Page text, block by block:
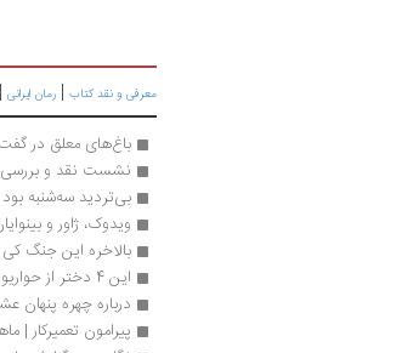
معرفی و نقد کتاب | رمان ایرانی |
باغ‌های معلق در
نشست نقد و بررسی
بی‌تردید سه‌شنبه
ویدوک، ژاور و
بالاخره این جنگ
این 4 دختر از حواریون بودند
درباره چهره­ پنهان
پیرامون تعمیرکار |